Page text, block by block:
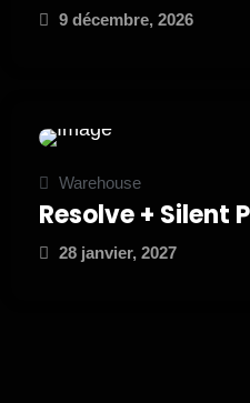
9 décembre, 2026
Warehouse
Resolve + Silent
28 janvier, 2027